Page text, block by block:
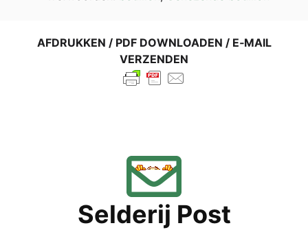
AFDRUK­KEN / PDF DOWN­LOA­DEN / E‑MAIL
VERZENDEN
Sel­de­rij Post